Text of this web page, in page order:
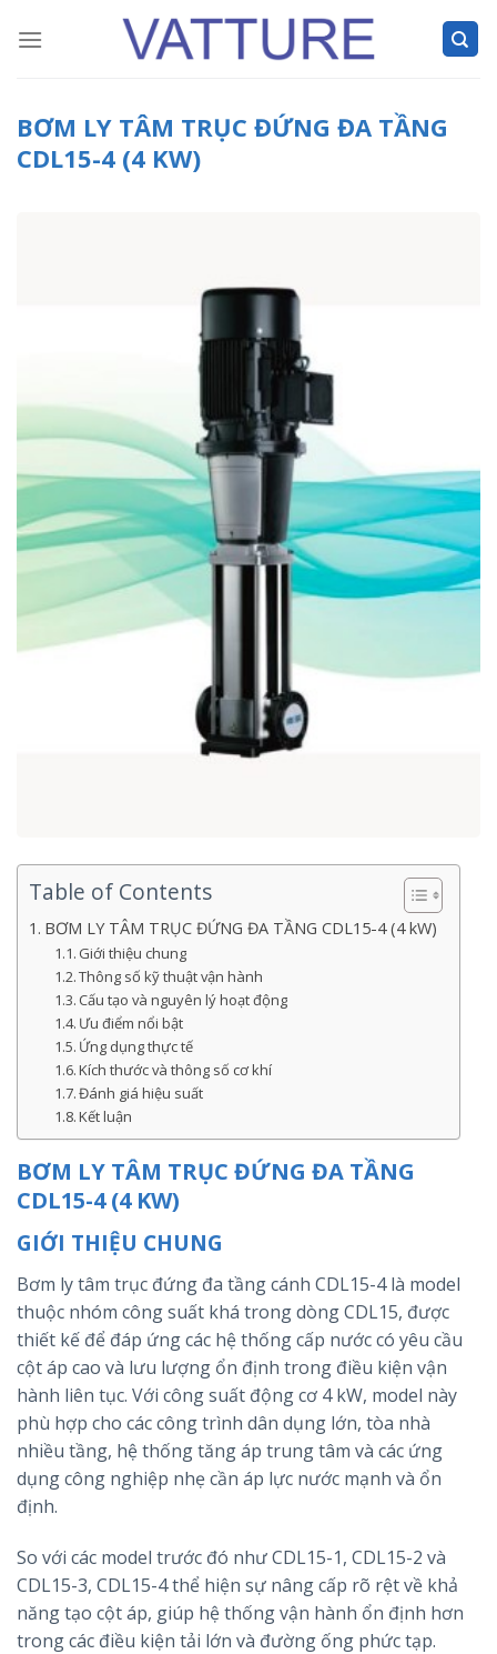
BƠM LY TÂM TRỤC ĐỨNG ĐA TẦNG
CDL15-4 (4 KW)
Table of Contents
BƠM LY TÂM TRỤC ĐỨNG ĐA TẦNG CDL15-4 (4 kW)
Giới thiệu chung
Thông số kỹ thuật vận hành
Cấu tạo và nguyên lý hoạt động
Ưu điểm nổi bật
Ứng dụng thực tế
Kích thước và thông số cơ khí
Đánh giá hiệu suất
Kết luận
BƠM LY TÂM TRỤC ĐỨNG ĐA TẦNG
CDL15-4 (4 KW)
GIỚI THIỆU CHUNG
Bơm ly tâm trục đứng đa tầng cánh CDL15-4 là model
thuộc nhóm công suất khá trong dòng CDL15, được
thiết kế để đáp ứng các hệ thống cấp nước có yêu cầu
cột áp cao và lưu lượng ổn định trong điều kiện vận
hành liên tục. Với công suất động cơ 4 kW, model này
phù hợp cho các công trình dân dụng lớn, tòa nhà
nhiều tầng, hệ thống tăng áp trung tâm và các ứng
dụng công nghiệp nhẹ cần áp lực nước mạnh và ổn
định.
So với các model trước đó như CDL15-1, CDL15-2 và
CDL15-3, CDL15-4 thể hiện sự nâng cấp rõ rệt về khả
năng tạo cột áp, giúp hệ thống vận hành ổn định hơn
trong các điều kiện tải lớn và đường ống phức tạp.